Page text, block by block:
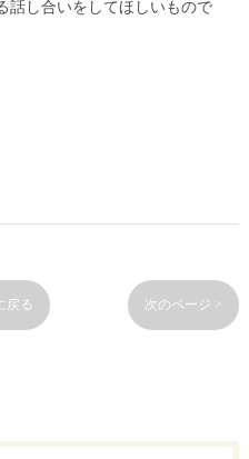
話し合いをしてほしいもので
戻る 次のページ >